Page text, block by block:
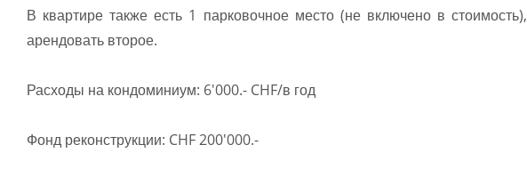
В квартире также есть 1 парковочное место (не включено в
арендовать второе.
Расходы на кондоминиум: 6'000.- CHF/в год
Фонд реконструкции: CHF 200'000.-